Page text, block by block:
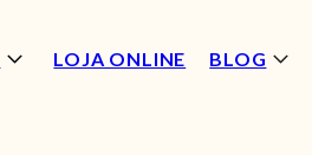
LOJA ONLINE BLOG